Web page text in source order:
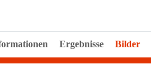
Ergebnisse Bilder